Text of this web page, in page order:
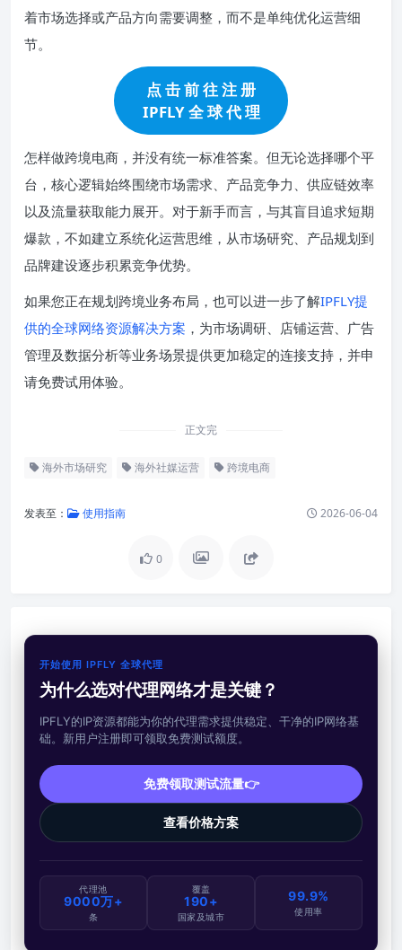
着市场选择或产品方向需要调整，而不是单纯优化运营细
节。
点 击 前 往 注 册
IPFLY 全 球 代 理
怎样做跨境电商，并没有统一标准答案。但无论选择哪个平
台，核心逻辑始终围绕市场需求、产品竞争力、供应链效率
以及流量获取能力展开。对于新手而言，与其盲目追求短期
爆款，不如建立系统化运营思维，从市场研究、产品规划到
品牌建设逐步积累竞争优势。
如果您正在规划跨境业务布局，也可以进一步了解IPFLY提
供的全球网络资源解决方案 ，为市场调研、店铺运营、广告
管理及数据分析等业务场景提供更加稳定的连接支持，并申
请免费试用体验。
正文完
海外市场研究 海外社媒运营 跨境电商
发表至： 使用指南 2026-06-04
0
开始使用 IPFLY 全球代理
为什么选对代理网络才是关键？
IPFLY的IP资源都能为你的代理需求提供稳定、干净的IP网络基
础。新用户注册即可领取免费测试额度。
免费领取测试流量👉
查看价格方案
代理池
9000万+
条
覆盖
190+
国家及城市
99.9%
使用率